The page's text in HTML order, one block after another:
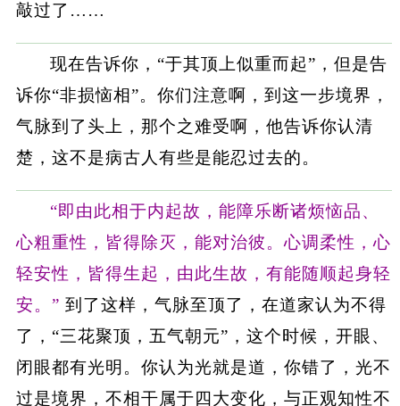
敲过了……
现在告诉你，“于其顶上似重而起”，但是告
诉你“非损恼相”。你们注意啊，到这一步境界，
气脉到了头上，那个之难受啊，他告诉你认清
楚，这不是病古人有些是能忍过去的。
“即由此相于内起故，能障乐断诸烦恼品、
心粗重性，皆得除灭，能对治彼。心调柔性，心
轻安性，皆得生起，由此生故，有能随顺起身轻
安。” 到了这样，气脉至顶了，在道家认为不得
了，“三花聚顶，五气朝元”，这个时候，开眼、
闭眼都有光明。你认为光就是道，你错了，光不
过是境界，不相干属于四大变化，与正观知性不